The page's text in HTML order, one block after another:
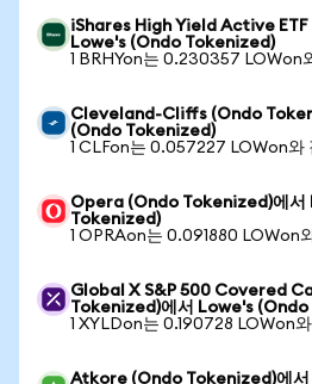
iShares High Yield Active
Lowe's (Ondo Tokenized)
1 BRHYon는 0.230357 LOWon
Cleveland-Cliffs (Ondo
(Ondo Tokenized)
1 CLFon는 0.057227 LOWon와
Opera (Ondo Tokenized)에서
Tokenized)
1 OPRAon는 0.091880 LOWon
Global X S&P 500 Covered
Tokenized)에서 Lowe's
1 XYLDon는 0.190728 LOWon
Atkore (Ondo Tokenized)에